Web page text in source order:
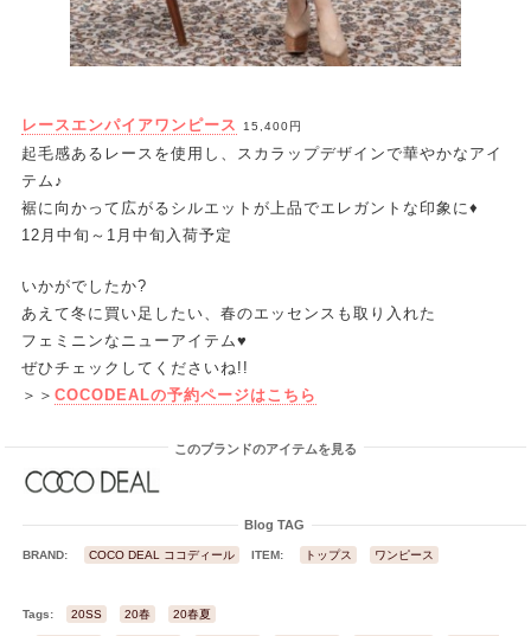
レースエンパイアワンピース 15,400円
起毛感あるレースを使用し、スカラップデザインで華やかなアイ
テム♪
裾に向かって広がるシルエットが上品でエレガントな印象に♦
12月中旬～1月中旬入荷予定
いかがでしたか?
あえて冬に買い足したい、春のエッセンスも取り入れた
フェミニンなニューアイテム♥
ぜひチェックしてくださいね!!
＞＞ COCODEALの予約ページはこちら
このブランドのアイテムを見る
Blog TAG
BRAND: COCO DEAL ココディール ITEM: トップス ワンピース
Tags: 20SS 20春 20春夏